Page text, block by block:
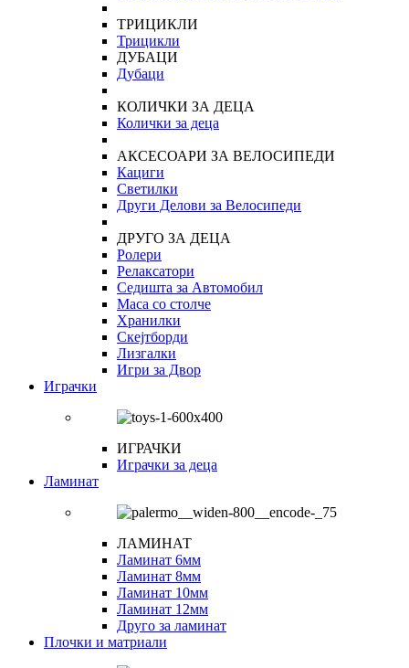
ТРИЦИКЛИ
Трицикли
ДУБАЦИ
Дубаци
КОЛИЧКИ ЗА ДЕЦА
Колички за деца
АКСЕСОАРИ ЗА ВЕЛОСИПЕДИ
Кациги
Светилки
Други Делови за Велосипеди
ДРУГО ЗА ДЕЦА
Ролери
Релаксатори
Седишта за Автомобил
Маса со столче
Хранилки
Скејтборди
Лизгалки
Игри за Двор
Играчки
ИГРАЧКИ
Играчки за деца
Ламинат
ЛАМИНАТ
Ламинат 6мм
Ламинат 8мм
Ламинат 10мм
Ламинат 12мм
Друго за ламинат
Плочки и матриали